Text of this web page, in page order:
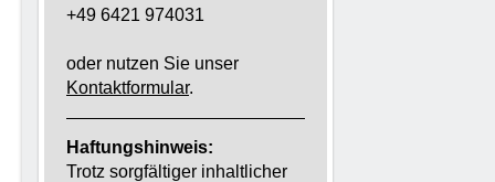
+49 6421 974031
oder nutzen Sie unser
Kontaktformular.
Haftungshinweis:
Trotz sorgfältiger inhaltlicher